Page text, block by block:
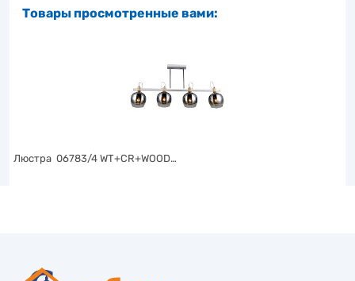
Товары просмотренные вами:
Люстра 06783/4 WT+CR+WOOD…